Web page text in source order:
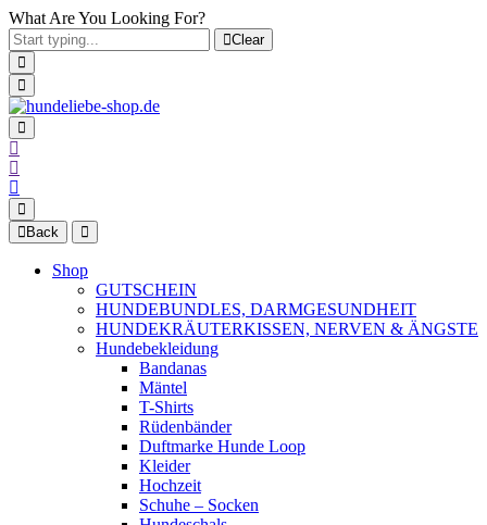
What Are You Looking For?
Clear
Back
Shop
GUTSCHEIN
HUNDEBUNDLES, DARMGESUNDHEIT
HUNDEKRÄUTERKISSEN, NERVEN & ÄNGSTE
Hundebekleidung
Bandanas
Mäntel
T-Shirts
Rüdenbänder
Duftmarke Hunde Loop
Kleider
Hochzeit
Schuhe – Socken